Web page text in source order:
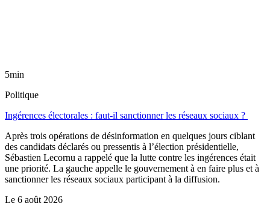
5min
Politique
Ingérences électorales : faut-il sanctionner les réseaux sociaux ?
Après trois opérations de désinformation en quelques jours ciblant
des candidats déclarés ou pressentis à l’élection présidentielle,
Sébastien Lecornu a rappelé que la lutte contre les ingérences était
une priorité. La gauche appelle le gouvernement à en faire plus et à
sanctionner les réseaux sociaux participant à la diffusion.
Le 6 août 2026